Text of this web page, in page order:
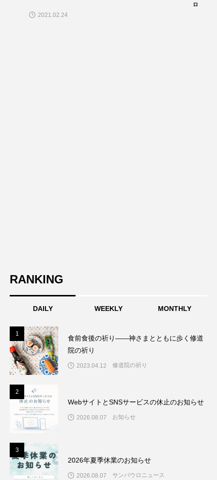
ロ
2021.02.24
RANKING
DAILY WEEKLY MONTHLY
1
食前食後の祈り――神さまとともに歩く修道
院の祈り
2023.04.12 修道院の祈り
2
WebサイトとSNSサービスの休止のお知らせ
2026.08.07 お知らせ
3
2026年夏季休業のお知らせ
2026.08.07 サンパウロニュース